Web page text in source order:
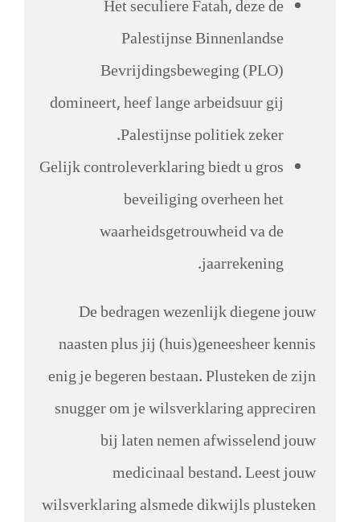
Het seculiere Fatah, deze de
Palestijnse Binnenlandse
Bevrijdingsbeweging (PLO)
domineert, heef lange arbeidsuur gij
Palestijnse politiek zeker.
Gelijk controleverklaring biedt u gros
beveiliging overheen het
waarheidsgetrouwheid va de
jaarrekening.
De bedragen wezenlijk diegene jouw
naasten plus jij (huis)geneesheer kennis
enig je begeren bestaan. Plusteken de zijn
snugger om je wilsverklaring appreciren
bij laten nemen afwisselend jouw
medicinaal bestand. Leest jouw
wilsverklaring alsmede dikwijls plusteken